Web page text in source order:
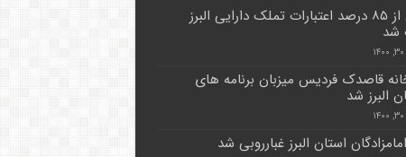
بیش از ۸۵ درصد اعتبارات تملک دارایی البرز
شد
قاصدک فردیس میزبان برنامه های
البرز شد
استان البرز غبارروبی شد